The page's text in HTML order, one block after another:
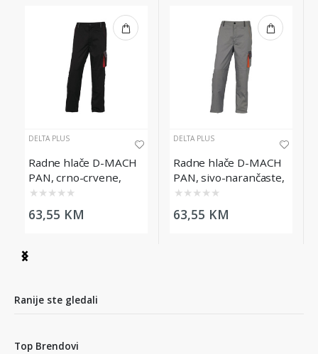
DELTA PLUS
Radne hlače D-MACH
PAN, crno-crvene,
veličina L
★ ★ ★ ★ ★
63,55 KM
DELTA PLUS
Radne hlače D-MACH
PAN, sivo-narančaste,
veličina L
★ ★ ★ ★ ★
63,55 KM
Item
3
Ranije ste gledali
Top Brendovi